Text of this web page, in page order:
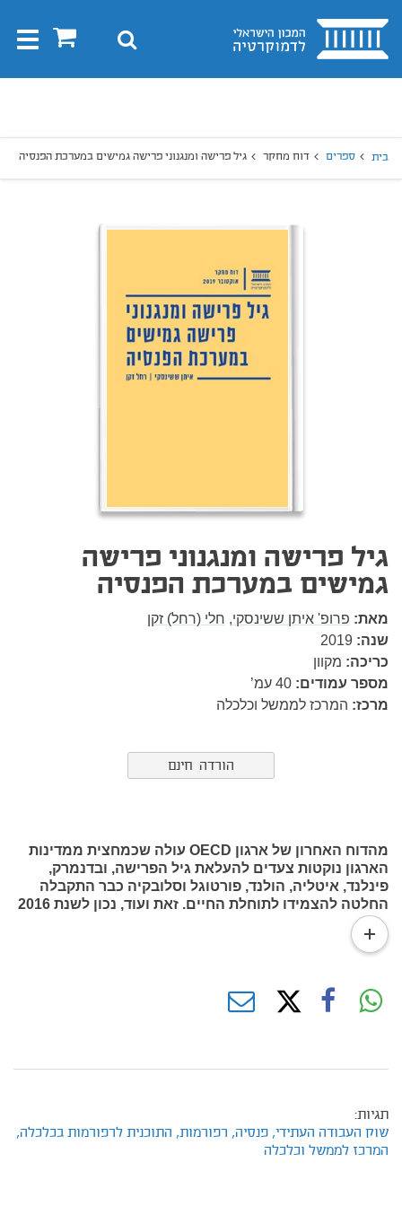
בית 0 חיפוש
בית ספרים דוח מחקר גיל פרישה ומנגנוני פרישה גמישים במערכת הפנסיה
גיל פרישה ומנגנוני פרישה
גמישים במערכת הפנסיה
מאת: פרופ' איתן ששינסקי, חלי (רחל) זקן
שנה: 2019
כריכה: מקוון
מספר עמודים: 40 עמ’
מרכז: המרכז לממשל וכלכלה
הורדה חינם
מהדוח האחרון של ארגון OECD עולה שכמחצית ממדינות
הארגון נוקטות צעדים להעלאת גיל הפרישה, ובדנמרק,
פינלנד, איטליה, הולנד, פורטוגל וסלובקיה כבר התקבלה
החלטה להצמידו לתוחלת החיים. זאת ועוד, נכון לשנת 2016
המדינות שבהן הפער בין המינים לא צפוי לפי שעה
אפוא שהעלאת גיל הפרישה של נשים הוא צעד בלתי נמנע,
והצמדתו לתוחלת החיים של כלל האוכלוסייה בישראל היא
read
more
תגיות:
שוק העבודה העתידי, פנסיה, רפורמות, התוכנית לרפורמות בכלכלה,
המרכז לממשל וכלכלה